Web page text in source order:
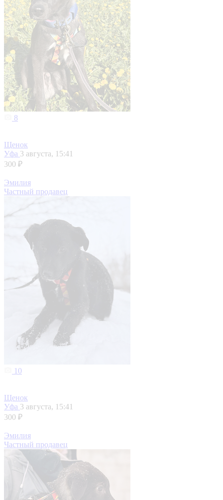
8
Щенок
Уфа 3 августа, 15:41
300 ₽
Эмилия
Частный продавец
10
Щенок
Уфа 3 августа, 15:41
300 ₽
Эмилия
Частный продавец